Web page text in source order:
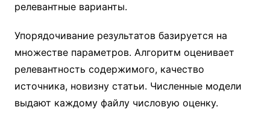
релевантные варианты.
Упорядочивание результатов базируется на
множестве параметров. Алгоритм оценивает
релевантность содержимого, качество
источника, новизну статьи. Численные модели
выдают каждому файлу числовую оценку.